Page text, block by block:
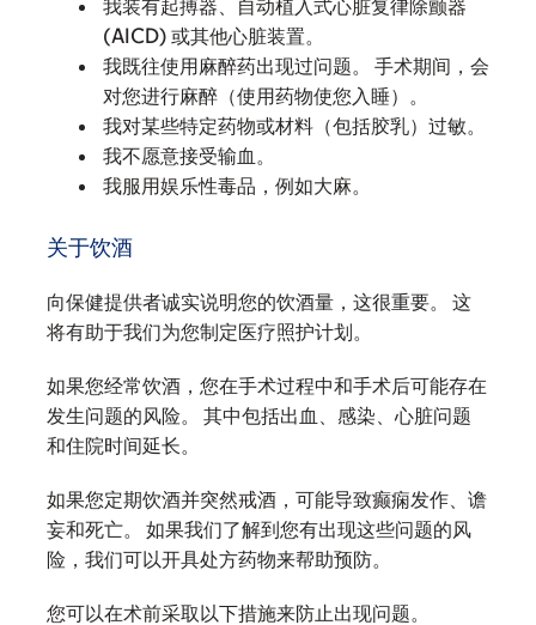
我装有起搏器、自动植入式心脏复律除颤器
(AICD) 或其他心脏装置。
我既往使用麻醉药出现过问题。 手术期间，会
对您进行麻醉（使用药物使您入睡）。
我对某些特定药物或材料（包括胶乳）过敏。
我不愿意接受输血。
我服用娱乐性毒品，例如大麻。
关于饮酒
向保健提供者诚实说明您的饮酒量，这很重要。 这
将有助于我们为您制定医疗照护计划。
如果您经常饮酒，您在手术过程中和手术后可能存在
发生问题的风险。 其中包括出血、感染、心脏问题
和住院时间延长。
如果您定期饮酒并突然戒酒，可能导致癫痫发作、谵
妄和死亡。 如果我们了解到您有出现这些问题的风
险，我们可以开具处方药物来帮助预防。
您可以在术前采取以下措施来防止出现问题。